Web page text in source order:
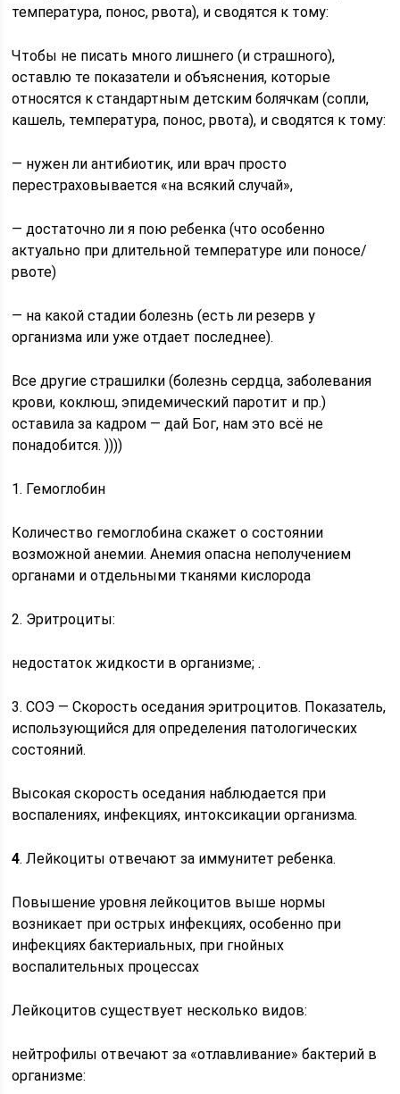
температура, понос, рвота), и сводятся к тому:
Чтобы не писать много лишнего (и страшного),
оставлю те показатели и объяснения, которые
относятся к стандартным детским болячкам (сопли,
кашель, температура, понос, рвота), и сводятся к тому:
— нужен ли антибиотик, или врач просто
перестраховывается «на всякий случай»,
— достаточно ли я пою ребенка (что особенно
актуально при длительной температуре или поносе/
рвоте)
— на какой стадии болезнь (есть ли резерв у
организма или уже отдает последнее).
Все другие страшилки (болезнь сердца, заболевания
крови, коклюш, эпидемический паротит и пр.)
оставила за кадром — дай Бог, нам это всё не
понадобится. ))))
1. Гемоглобин
Количество гемоглобина скажет о состоянии
возможной анемии. Анемия опасна неполучением
органами и отдельными тканями кислорода
2. Эритроциты:
недостаток жидкости в организме; .
3. СОЭ — Скорость оседания эритроцитов. Показатель,
использующийся для определения патологических
состояний.
Высокая скорость оседания наблюдается при
воспалениях, инфекциях, интоксикации организма.
4. Лейкоциты отвечают за иммунитет ребенка.
Повышение уровня лейкоцитов выше нормы
возникает при острых инфекциях, особенно при
инфекциях бактериальных, при гнойных
воспалительных процессах
Лейкоцитов существует несколько видов:
нейтрофилы отвечают за «отлавливание» бактерий в
организме: